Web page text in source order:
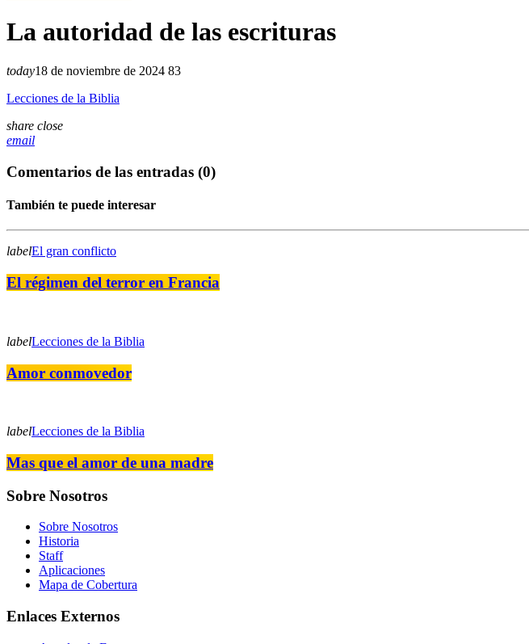
La autoridad de las escrituras
today18 de noviembre de 2024 83
Lecciones de la Biblia
share close
email
Comentarios de las entradas (0)
También te puede interesar
labelEl gran conflicto
El régimen del terror en Francia
labelLecciones de la Biblia
Amor conmovedor
labelLecciones de la Biblia
Mas que el amor de una madre
Sobre Nosotros
Sobre Nosotros
Historia
Staff
Aplicaciones
Mapa de Cobertura
Enlaces Externos